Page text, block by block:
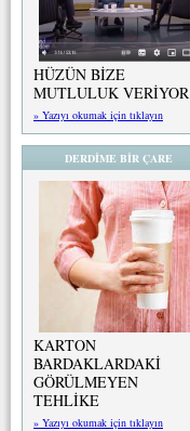
HÜZÜN BİZE
MUTLULUK VERİYOR
» Yazıyı okumak için tıklayın
DERDİME BİR ÇARE
KARTON
BARDAKLARDAKİ
GÖRÜLMEYEN
TEHLİKE
» Yazıyı okumak için tıklayın